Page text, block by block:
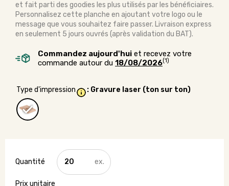
et fait parti des goodies les plus utilisés par les bénéficiaires.
Personnalisez cette planche en ajoutant votre logo ou le
message que vous souhaitez faire passer. Livraison express
en seulement 5 jours ouvrés (après validation du BAT).
Commandez aujourd'hui et recevez votre
commande autour du 18/08/2026(1)
Type d'impression : Gravure laser (ton sur ton)
quantité
de
Grande